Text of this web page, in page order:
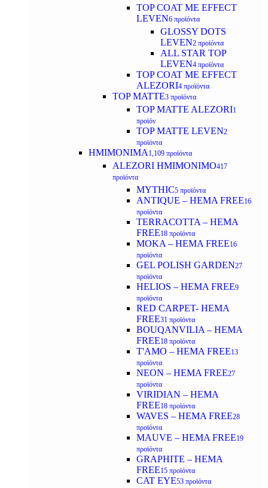
TOP COAT ME EFFECT
LEVEN6 προϊόντα
GLOSSY DOTS
LEVEN2 προϊόντα
ALL STAR TOP
LEVEN4 προϊόντα
TOP COAT ME EFFECT
ALEZORI4 προϊόντα
TOP MATTE3 προϊόντα
TOP MATTE ALEZORI1
προϊόν
TOP MATTE LEVEN2
προϊόντα
ΗΜΙΜΟΝΙΜΑ 1,109 προϊόντα
ALEZORI ΗΜΙΜΟΝΙΜΟ417
προϊόντα
MYTHIC5 προϊόντα
ANTIQUE – HEMA FREE16
προϊόντα
TERRACOTTA – HEMA
FREE18 προϊόντα
MOKA – HEMA FREE16
προϊόντα
GEL POLISH GARDEN27
προϊόντα
HELIOS – HEMA FREE9
προϊόντα
RED CARPET- HEMA
FREE31 προϊόντα
BOUQANVILIA – HEMA
FREE18 προϊόντα
T'AMO – HEMA FREE13
προϊόντα
NEON – HEMA FREE27
προϊόντα
VIRIDIAN – HEMA
FREE18 προϊόντα
WAVES – HEMA FREE28
προϊόντα
MAUVE – HEMA FREE19
προϊόντα
GRAPHITE – HEMA
FREE15 προϊόντα
CAT EYE53 προϊόντα